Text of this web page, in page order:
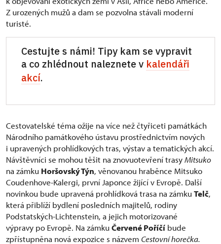
Z urozených mužů a dam se pozvolna stávali moderní
turisté.
Cestujte s námi! Tipy kam se vypravit
a co zhlédnout naleznete v kalendáři
akcí.
Cestovatelské téma ožije na více než čtyřiceti památkách
Národního památkového ústavu prostřednictvím nových
i upravených prohlídkových tras, výstav a tematických akcí.
Návštěvníci se mohou těšit na znovuotevření trasyMitsuko
na zámku Horšovský Týn, věnovanou hraběnce Mitsuko
Coudenhove-Kalergi, první Japonce žijící v Evropě. Další
novinkou bude upravená prohlídková trasa na zámkuTelč,
která přiblíží bydlení posledních majitelů, rodiny
Podstatských-Lichtenstein, a jejich motorizované
výpravy po Evropě. Na zámkuČervené Poříčí bude
zpřístupněna nová expozice s názvem Cestovní horečka.